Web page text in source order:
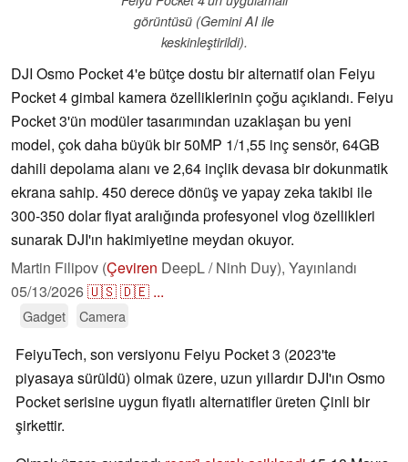
görüntüsü (Gemini AI ile
keskinleştirildi).
DJI Osmo Pocket 4'e bütçe dostu bir alternatif olan Feiyu
Pocket 4 gimbal kamera özelliklerinin çoğu açıklandı. Feiyu
Pocket 3'ün modüler tasarımından uzaklaşan bu yeni
model, çok daha büyük bir 50MP 1/1,55 inç sensör, 64GB
dahili depolama alanı ve 2,64 inçlik devasa bir dokunmatik
ekrana sahip. 450 derece dönüş ve yapay zeka takibi ile
300-350 dolar fiyat aralığında profesyonel vlog özellikleri
sunarak DJI'ın hakimiyetine meydan okuyor.
Martin Filipov (Çeviren DeepL / Ninh Duy), Yayınlandı
05/13/2026🇺🇸🇩🇪 ...
Gadget Camera
FeiyuTech, son versiyonu Feiyu Pocket 3 (2023'te
piyasaya sürüldü) olmak üzere, uzun yıllardır DJI'ın Osmo
Pocket serisine uygun fiyatlı alternatifler üreten Çinli bir
şirkettir.